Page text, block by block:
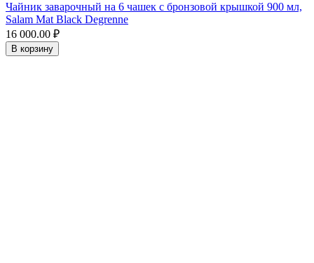
Чайник заварочный на 6 чашек с бронзовой крышкой 900 мл,
Salam Mat Black Degrenne
16 000.00 ₽
В корзину